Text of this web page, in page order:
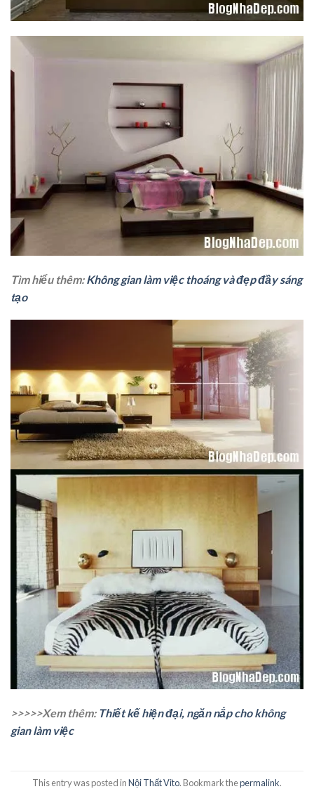
Tìm hiểu thêm:Không gian làm việc thoáng và đẹp đầy sáng
tạo
>>>>>Xem thêm: Thiết kế hiện đại, ngăn nắp cho không
gian làm việc
This entry was posted inNội Thất Vito. Bookmark thepermalink.